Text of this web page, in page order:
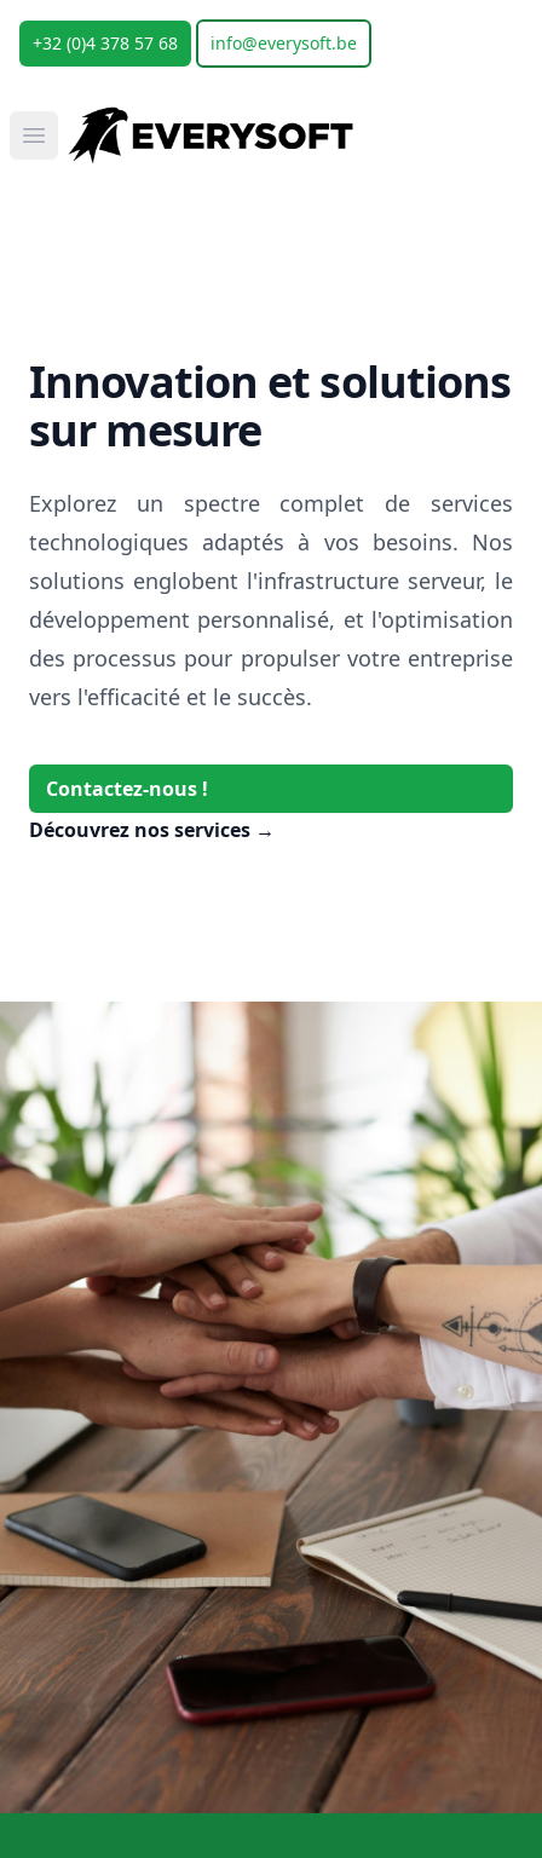
+32 (0)4 378 57 68 info@everysoft.be
Open main menu
Everysoft
Innovation et solutions
sur mesure
Explorez un spectre complet de services
technologiques adaptés à vos besoins. Nos
solutions englobent l'infrastructure serveur, le
développement personnalisé, et l'optimisation
des processus pour propulser votre entreprise
vers l'efficacité et le succès.
Contactez-nous !
Découvrez nos services →